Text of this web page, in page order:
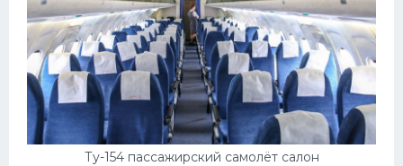
Ту-154 пассажирский самолёт салон
Дэу
Скания
Форд
Черри
Джили